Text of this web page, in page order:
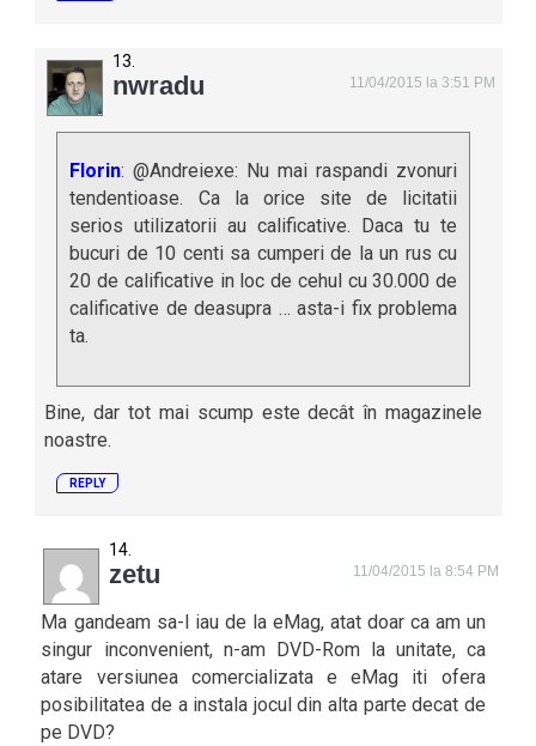
nwradu 11/04/2015 la 3:51 PM
Florin: @Andreiexe: Nu mai raspandi zvonuri
tendentioase. Ca la orice site de licitatii
serios utilizatorii au calificative. Daca tu te
bucuri de 10 centi sa cumperi de la un rus cu
20 de calificative in loc de cehul cu 30.000 de
calificative de deasupra … asta-i fix problema
ta.
Bine, dar tot mai scump este decât în magazinele
noastre.
REPLY
zetu 11/04/2015 la 8:54 PM
Ma gandeam sa-l iau de la eMag, atat doar ca am un
singur inconvenient, n-am DVD-Rom la unitate, ca
atare versiunea comercializata e eMag iti ofera
posibilitatea de a instala jocul din alta parte decat de
pe DVD?